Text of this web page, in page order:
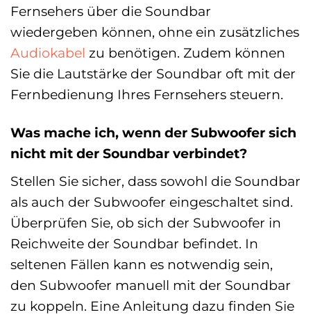
Fernsehers über die Soundbar
wiedergeben können, ohne ein zusätzliches
Audiokabel zu benötigen. Zudem können
Sie die Lautstärke der Soundbar oft mit der
Fernbedienung Ihres Fernsehers steuern.
Was mache ich, wenn der Subwoofer sich
nicht mit der Soundbar verbindet?
Stellen Sie sicher, dass sowohl die Soundbar
als auch der Subwoofer eingeschaltet sind.
Überprüfen Sie, ob sich der Subwoofer in
Reichweite der Soundbar befindet. In
seltenen Fällen kann es notwendig sein,
den Subwoofer manuell mit der Soundbar
zu koppeln. Eine Anleitung dazu finden Sie